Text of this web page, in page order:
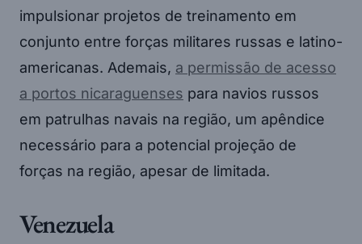
impulsionar projetos de treinamento em
conjunto entre forças militares russas e latino-
americanas. Ademais, a permissão de acesso
a portos nicaraguenses para navios russos
em patrulhas navais na região, um apêndice
necessário para a potencial projeção de
forças na região, apesar de limitada.
Venezuela